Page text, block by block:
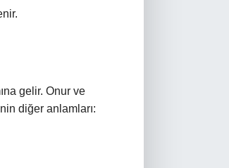
gelir. Onur ve
diğer anlamları: